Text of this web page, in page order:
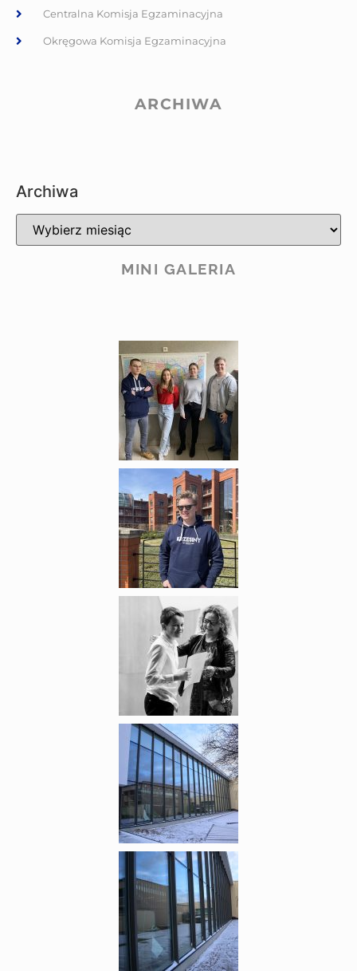
Centralna Komisja Egzaminacyjna
Okręgowa Komisja Egzaminacyjna
ARCHIWA
Archiwa
MINI GALERIA